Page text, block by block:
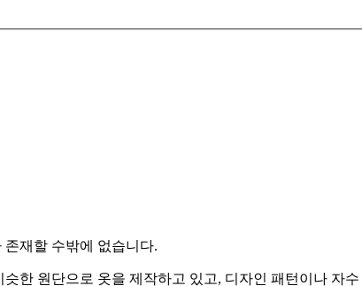
재할 수밖에 없습니다.
한 원단으로 옷을 제작하고 있고, 디자인 패턴이나 자